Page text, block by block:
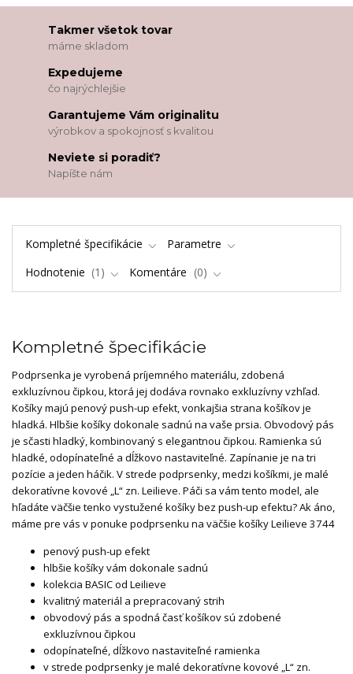
Takmer všetok tovar
máme skladom
Expedujeme
čo najrýchlejšie
Garantujeme Vám originalitu
výrobkov a spokojnosť s kvalitou
Neviete si poradiť?
Napíšte nám
Kompletné špecifikácie
Parametre
Hodnotenie
1 Komentáre 0
Kompletné špecifikácie
Podprsenka je vyrobená príjemného materiálu, zdobená
exkluzívnou čipkou, ktorá jej dodáva rovnako exkluzívny vzhľad.
Košíky majú penový push-up efekt, vonkajšia strana košíkov je
hladká. Hlbšie košíky dokonale sadnú na vaše prsia. Obvodový pás
je sčasti hladký, kombinovaný s elegantnou čipkou. Ramienka sú
hladké, odopínateľné a dĺžkovo nastaviteľné. Zapínanie je na tri
pozície a jeden háčik. V strede podprsenky, medzi košíkmi, je malé
dekoratívne kovové „L“ zn. Leilieve. Páči sa vám tento model, ale
hľadáte väčšie tenko vystužené košíky bez push-up efektu? Ak áno,
máme pre vás v ponuke podprsenku na väčšie košíky Leilieve 3744
penový push-up efekt
hlbšie košíky vám dokonale sadnú
kolekcia BASIC od Leilieve
kvalitný materiál a prepracovaný strih
obvodový pás a spodná časť košíkov sú zdobené
exkluzívnou čipkou
odopínateľné, dĺžkovo nastaviteľné ramienka
v strede podprsenky je malé dekoratívne kovové „L“ zn.